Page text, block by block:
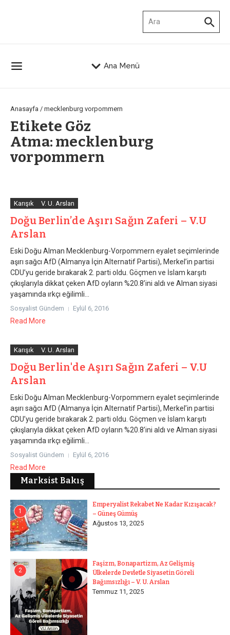
Ana Menü
Anasayfa / mecklenburg vorpommern
Etikete Göz
Atma: mecklenburg
vorpommern
Karışık V. U. Arslan
Doğu Berlin’de Aşırı Sağın Zaferi – V.U
Arslan
Eski Doğu Alman Mecklenburg-Vorpommern eyalet seçimlerinde
aşırı sağcı AfD (Almanya İçin Alternatif Partisi), Merkel’in partisi
CDU’yu geride bırakarak 2. parti oldu. Göçmen ve İslam karşıtı
çıkışlarıyla dikkat çeken AfD oyların %20.8’ini aldı ve Alman siyasi
yaşamında ırkçı eğilimli...
Sosyalist Gündem Eylül 6, 2016
Read More
Karışık V. U. Arslan
Doğu Berlin'de Aşırı Sağın Zaferi – V.U
Arslan
Eski Doğu Alman Mecklenburg-Vorpommern eyalet seçimlerinde
aşırı sağcı AfD (Almanya İçin Alternatif Partisi), Merkel’in partisi
CDU’yu geride bırakarak 2. parti oldu. Göçmen ve İslam karşıtı
çıkışlarıyla dikkat çeken AfD oyların %20.8’ini aldı ve Alman siyasi
yaşamında ırkçı eğilimli...
Sosyalist Gündem Eylül 6, 2016
Read More
Marksist Bakış
1
Emperyalist Rekabet Ne Kadar Kızışacak?
– Güneş Gümüş
Ağustos 13, 2025
2
Faşizm, Bonapartizm, Az Gelişmiş
Ülkelerde Devletle Siyasetin Göreli
Bağımsızlığı – V. U. Arslan
Temmuz 11, 2025